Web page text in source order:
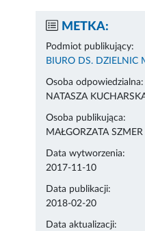
METKA:
Podmiot publikujący:
BIURO DS. DZIELNIC
Osoba odpowiedzialna:
NATASZA
Osoba publikująca:
MAŁGORZATA SZMER
Data wytworzenia:
2017-11-10
Data publikacji:
2018-02-20
Data aktualizacji: